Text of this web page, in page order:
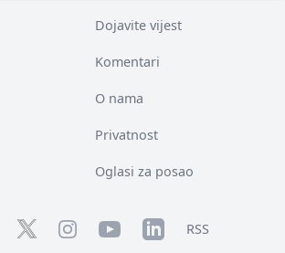
Dojavite vijest
Komentari
O nama
Privatnost
Oglasi za posao
TwitterInstagramYouTubeLinkedInRSS